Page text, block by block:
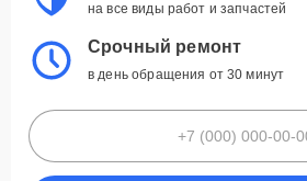
на все виды работ и запчастей
Срочный ремонт
в день обращения от 30 минут